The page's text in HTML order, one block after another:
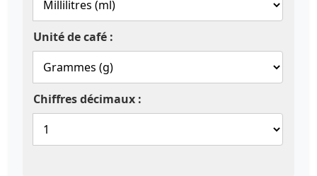
Unité de café :
Chiffres décimaux :